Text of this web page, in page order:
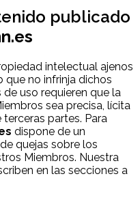
publicado
intelectual ajenos
que no infrinja dichos
uso requieren que la
sea precisa, lícita
partes. Para
dispone de un
quejas sobre los
Miembros. Nuestra
en las secciones a